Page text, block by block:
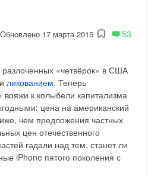
Обновлено 17 марта 2015 53
«четвёрок» в США
ликованием. Теперь
к колыбели капитализма
цена на американский
чем предложения частных
цен отечественного
гадали над тем, станет ли
iPhone пятого поколения с